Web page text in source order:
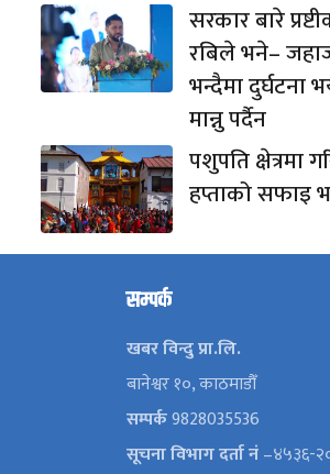
सरकार बारे
रबिले भने–
भन्दैमा दुर्घटना
मान्नु पर्दैन
पशुपति क्षेत्रमा
हप्ताको सफाइ
सम्पर्क
खबर विन्दु प्रा.लि.
बानेश्वर १०, काठमाडौँ
सम्पर्क9828035536
सूचना विभाग दर्ता नं–४५३६-